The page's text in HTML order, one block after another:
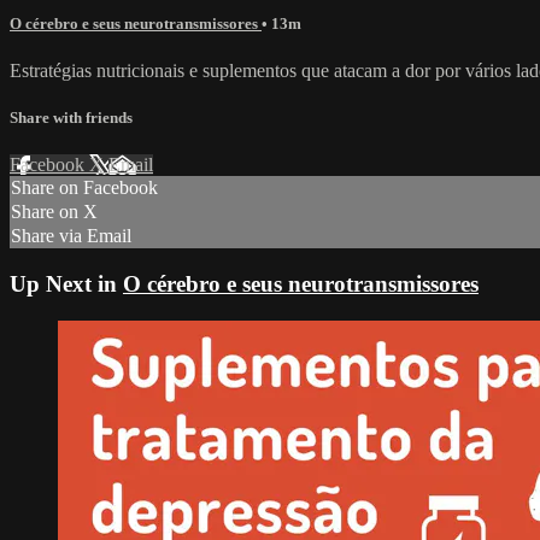
O cérebro e seus neurotransmissores • 13m
Estratégias nutricionais e suplementos que atacam a dor por vários
Share with friends
Facebook XEmail
Share on Facebook
Share on X
Share via Email
Up Next in O cérebro e seus neurotransmissores